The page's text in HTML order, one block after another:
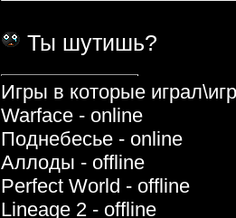
Ты шутишь?
Игры в которые
Warface - online
Поднебесье - online
Аллоды - offline
Perfect World - offline
Lineage 2 - offline